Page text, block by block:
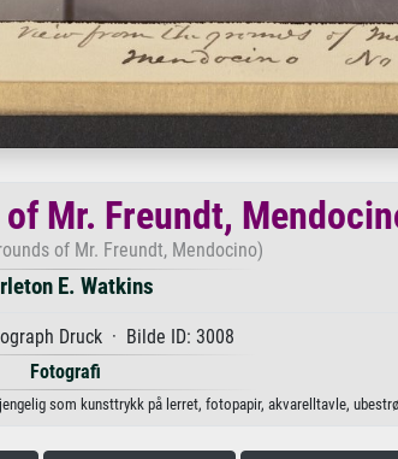
Mr. Freundt,
of Mr. Freundt, Mendocino)
E. Watkins
Druck · Bilde ID: 3008
Fotografi
som kunsttrykk på lerret, fotopapir, akvarelltavle,